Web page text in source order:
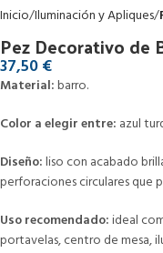
Inicio Iluminación y Apliques
Pez Decorativo de
37,50€
Material:barro.
Color a elegir entre: azul
Diseño:liso con acabado
perforaciones circulares que
Uso recomendado:ideal
portavelas, centro de mesa,